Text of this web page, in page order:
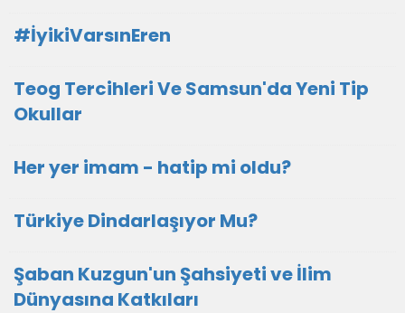
#İyikiVarsınEren
Teog Tercihleri Ve Samsun'da Yeni Tip
Okullar
Her yer imam - hatip mi oldu?
Türkiye Dindarlaşıyor Mu?
Şaban Kuzgun'un Şahsiyeti ve İlim
Dünyasına Katkıları